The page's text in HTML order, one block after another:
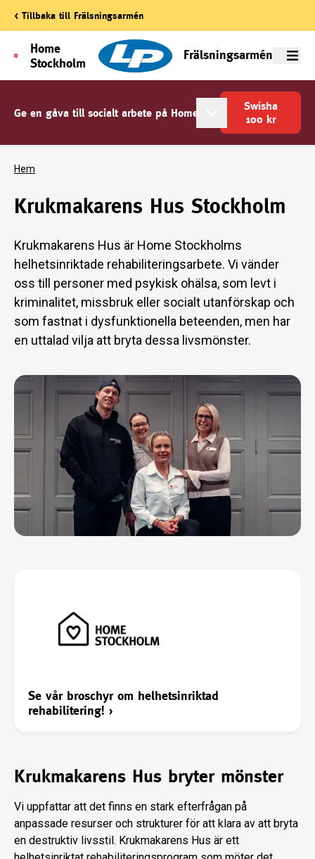
< Tillbaka till Frälsningsarmén
Home
Stockholm
Frälsningsarmén Meny
Ge en gåva till socialt arbete på Home!
Swisha
100 kr
Hem
Krukmakarens Hus Stockholm
Krukmakarens Hus är Home Stockholms
helhetsinriktade rehabiliteringsarbete. Vi vänder
oss till personer med psykisk ohälsa, som levt i
kriminalitet, missbruk eller socialt utanförskap och
som fastnat i dysfunktionella beteenden, men har
en uttalad vilja att bryta dessa livsmönster.
Se vår broschyr om helhetsinriktad
rehabilitering! ›
Krukmakarens Hus bryter mönster
Vi uppfattar att det finns en stark efterfrågan på
anpassade resurser och strukturer för att klara av att bryta
en destruktiv livsstil. Krukmakarens Hus är ett